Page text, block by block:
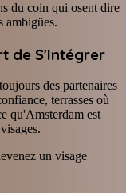
du coin qui osent dire
ambigües.
de S'Intégrer
des partenaires
terrasses où
qu'Amsterdam est
un visage